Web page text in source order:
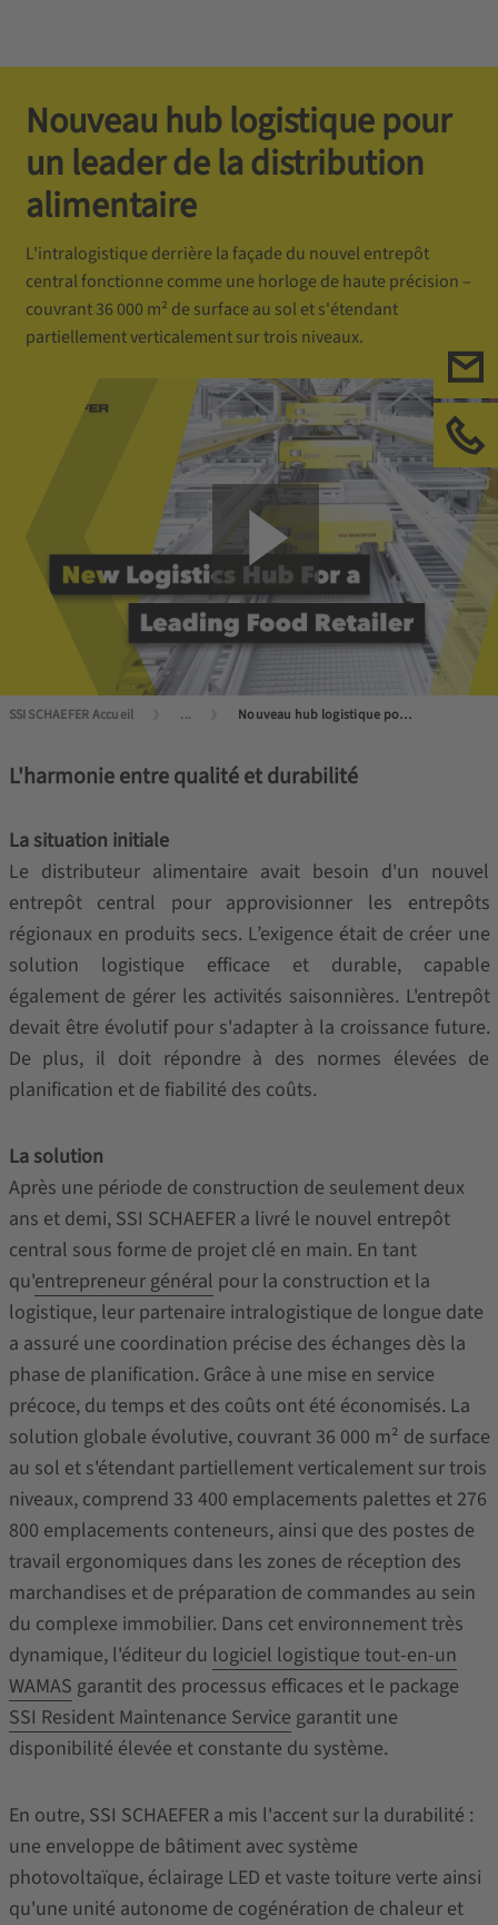
Nouveau hub logistique pour
un leader de la distribution
alimentaire
L'intralogistique derrière la façade du nouvel entrepôt
central fonctionne comme une horloge de haute précision –
couvrant 36 000 m² de surface au sol et s'étendant
partiellement verticalement sur trois niveaux.
SSI SCHAEFER Accueil ... Nouveau hub logistique pour un leader de la distribution alimentaire
L'harmonie entre qualité et durabilité
La situation initiale
Le distributeur alimentaire avait besoin d'un nouvel
entrepôt central pour approvisionner les entrepôts
régionaux en produits secs. L’exigence était de créer une
solution logistique efficace et durable, capable
également de gérer les activités saisonnières. L'entrepôt
devait être évolutif pour s'adapter à la croissance future.
De plus, il doit répondre à des normes élevées de
planification et de fiabilité des coûts.
La solution
Après une période de construction de seulement deux
ans et demi, SSI SCHAEFER a livré le nouvel entrepôt
central sous forme de projet clé en main. En tant
qu'entrepreneur général pour la construction et la
logistique, leur partenaire intralogistique de longue date
a assuré une coordination précise des échanges dès la
phase de planification. Grâce à une mise en service
précoce, du temps et des coûts ont été économisés. La
solution globale évolutive, couvrant 36 000 m² de surface
au sol et s'étendant partiellement verticalement sur trois
niveaux, comprend 33 400 emplacements palettes et 276
800 emplacements conteneurs, ainsi que des postes de
travail ergonomiques dans les zones de réception des
marchandises et de préparation de commandes au sein
du complexe immobilier. Dans cet environnement très
dynamique, l'éditeur du logiciel logistique tout-en-un
WAMAS garantit des processus efficaces et le package
SSI Resident Maintenance Service garantit une
disponibilité élevée et constante du système.
En outre, SSI SCHAEFER a mis l'accent sur la durabilité :
une enveloppe de bâtiment avec système
photovoltaïque, éclairage LED et vaste toiture verte ainsi
qu'une unité autonome de cogénération de chaleur et